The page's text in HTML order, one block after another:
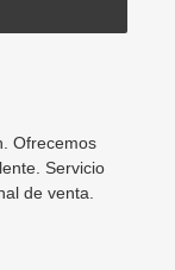
Ofrecemos
Servicio
de venta.